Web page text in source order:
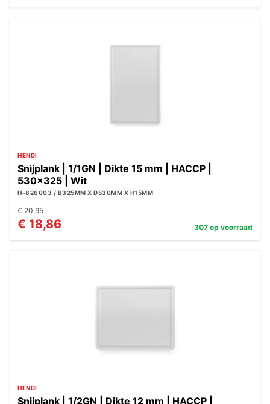
HENDI
Snijplank | 1/1GN | Dikte 15 mm | HACCP |
530x325 | Wit
H-826003 / B325MM X D530MM X H15MM
€ 20,95
€ 18,86 307 op voorraad
HENDI
Snijplank | 1/2GN | Dikte 12 mm | HACCP |